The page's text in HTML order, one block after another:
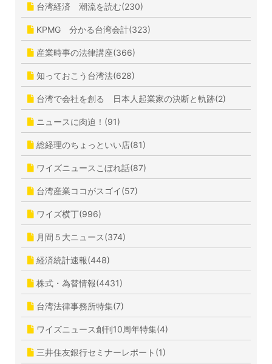
台湾経済 潮流を読む(230)
KPMG 分かる台湾会計(323)
産業時事の法律講座(366)
知っておこう台湾法(628)
台湾で会社を創る 日本人起業家の決断と軌跡(2)
ニュースに肉迫！(91)
総経理のちょっといい店(81)
ワイズニュースこぼれ話(87)
台湾産業ココがスゴイ(57)
ワイズ横丁(996)
月間５大ニュース(374)
経済統計速報(448)
株式・為替情報(4431)
台湾法律事務所特集(7)
ワイズニュース創刊10周年特集(4)
三井住友銀行セミナーレポート(1)